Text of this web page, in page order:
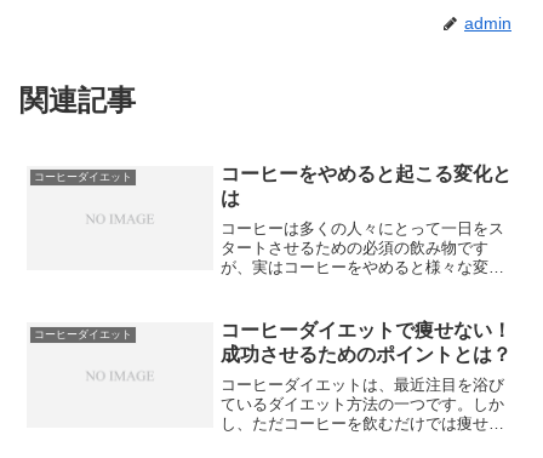
admin
関連記事
コーヒーダイエット
コーヒーをやめると起こる変化と
は
コーヒーは多くの人々にとって一日をス
タートさせるための必須の飲み物です
が、実はコーヒーをやめると様々な変化
が、コーヒーにはエネルギーを与える効
果や脳機能を向上させる効果が...
コーヒーダイエット
コーヒーダイエットで痩せない！
成功させるためのポイントとは？
コーヒーダイエットは、最近注目を浴び
ているダイエット方法の一つです。しか
し、ただコーヒーを飲むだけでは痩せる